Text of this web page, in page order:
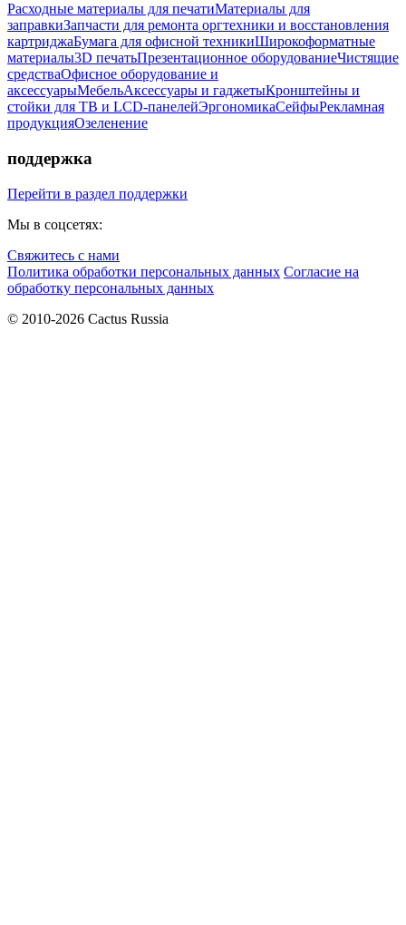
Расходные материалы для печатиМатериалы для
заправкиЗапчасти для ремонта оргтехники и восстановления
картриджаБумага для офисной техникиШирокоформатные
материалы3D печатьПрезентационное оборудованиеЧистящие
средстваОфисное оборудование и
аксессуарыМебельАксессуары и гаджетыКронштейны и
стойки для ТВ и LCD-панелейЭргономикаСейфыРекламная
продукцияОзеленение
поддержка
Перейти в раздел поддержки
Мы в соцсетях:
Свяжитесь с нами
Политика обработки персональных данных Согласие на
обработку персональных данных
© 2010-2026 Cactus Russia